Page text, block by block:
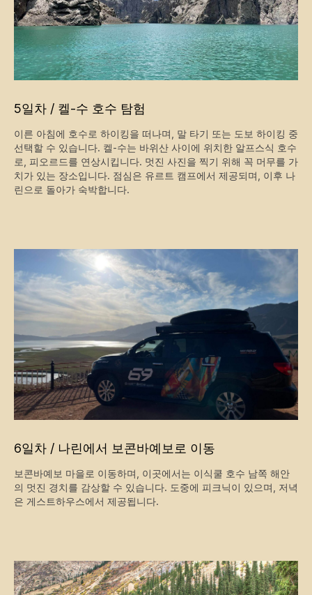
5일차 / 켈-수 호수 탐험
이른 아침에 호수로 하이킹을 떠나며, 말 타기 또는 도보 하이킹 중
선택할 수 있습니다. 켈-수는 바위산 사이에 위치한 알프스식 호수
로, 피오르드를 연상시킵니다. 멋진 사진을 찍기 위해 꼭 머무를 가
치가 있는 장소입니다. 점심은 유르트 캠프에서 제공되며, 이후 나
린으로 돌아가 숙박합니다.
6일차 / 나린에서 보콘바예보로 이동
보콘바예보 마을로 이동하며, 이곳에서는 이식쿨 호수 남쪽 해안
의 멋진 경치를 감상할 수 있습니다. 도중에 피크닉이 있으며, 저녁
은 게스트하우스에서 제공됩니다.